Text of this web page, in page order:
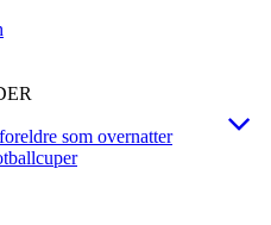
som overnatter